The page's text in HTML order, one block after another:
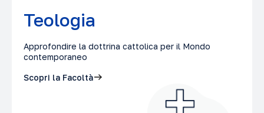
Teologia
Approfondire la dottrina cattolica per il Mondo
contemporaneo
Scopri la Facoltà